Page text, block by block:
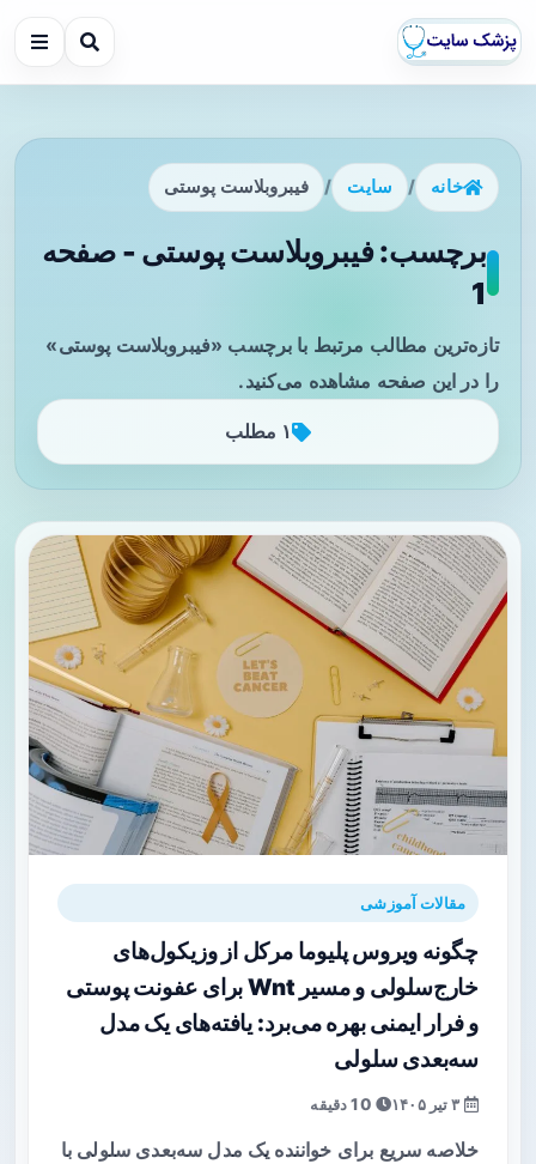
خانه / سایت / فیبروبلاست پوستی
برچسب: فیبروبلاست پوستی - صفحه
1
تازه‌ترین مطالب مرتبط با برچسب «فیبروبلاست پوستی»
را در این صفحه مشاهده می‌کنید.
۱ مطلب
مقالات آموزشی
چگونه ویروس پلیوما مرکل از وزیکول‌های
خارج‌سلولی و مسیر Wnt برای عفونت پوستی
و فرار ایمنی بهره می‌برد: یافته‌های یک مدل
سه‌بعدی سلولی
خلاصه سریع برای خواننده یک مدل سه‌بعدی سلولی با